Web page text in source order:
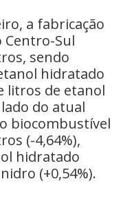
a fabricação
Centro-Sul
sendo
hidratado
litros de etanol
do atual
biocombustível
(-4,64%),
hidratado
(+0,54%).